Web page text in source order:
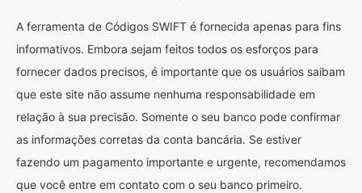
A ferramenta de Códigos SWIFT é fornecida apenas para fins
informativos. Embora sejam feitos todos os esforços para
fornecer dados precisos, é importante que os usuários saibam
que este site não assume nenhuma responsabilidade em
relação à sua precisão. Somente o seu banco pode confirmar
as informações corretas da conta bancária. Se estiver
fazendo um pagamento importante e urgente, recomendamos
que você entre em contato com o seu banco primeiro.